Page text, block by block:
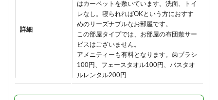
詳細
はカーペットを敷いています。洗面、トイ
レなし。寝られればOKという方におすす
めのリーズナブルなお部屋です。
この部屋タイプでは、お部屋の布団敷サー
ビスはございません。
アメニティーも有料となります。歯ブラシ
100円、フェースタオル100円、バスタオ
ルレンタル200円